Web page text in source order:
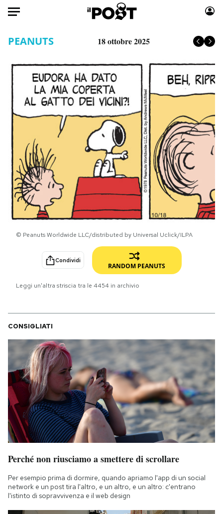
Italia
Mondo
Tecnologia
Internet
Scienza
Cultura
Economia
Sport
Moda
Libri
Consumismi
Storie/Idee
Ok Boomer!
Media
Europa
Altrecose
Mondiali calcio 2026
SHOP
CALENDARIO
AREA PERSONALE
Area Personale
Newsletter
Hai bisogno di aiuto?
Esci
PEANUTS 18 ottobre 2025
© Peanuts Worldwide LLC/distributed by Universal Uclick/ILPA
Condividi
RANDOM PEANUTS
Leggi un'altra striscia tra le 4454 in archivio
CONSIGLIATI
Perché non riusciamo a smettere di scrollare
Per esempio prima di dormire, quando apriamo l'app di un social
network e un post tira l'altro, e un altro, e un altro: c'entrano
l'istinto di sopravvivenza e il web design